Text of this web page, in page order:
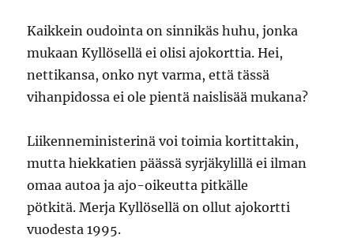
Kaikkein oudointa on sinnikäs huhu, jonka
mukaan Kyllösellä ei olisi ajokorttia. Hei,
nettikansa, onko nyt varma, että tässä
vihanpidossa ei ole pientä naislisää mukana?
Liikenneministerinä voi toimia kortittakin,
mutta hiekkatien päässä syrjäkylillä ei ilman
omaa autoa ja ajo-oikeutta pitkälle
pötkitä. Merja Kyllösellä on ollut ajokortti
vuodesta 1995.